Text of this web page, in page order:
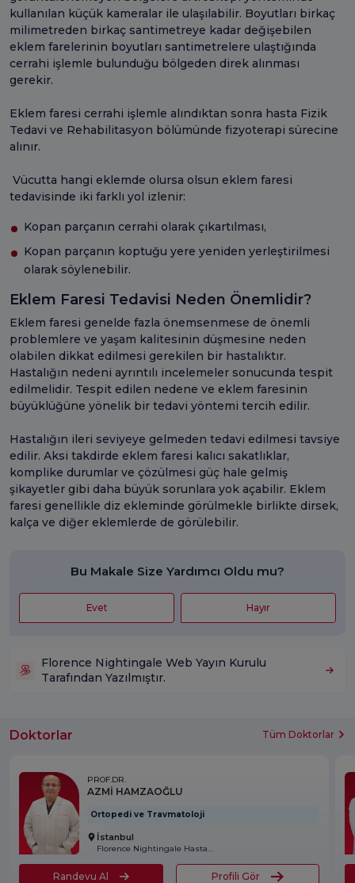
kullanılan küçük kameralar ile ulaşılabilir. Boyutları birkaç
milimetreden birkaç santimetreye kadar değişebilen
eklem farelerinin boyutları santimetrelere ulaştığında
cerrahi işlemle bulunduğu bölgeden direk alınması
gerekir.
Eklem faresi cerrahi işlemle alındıktan sonra hasta Fizik
Tedavi ve Rehabilitasyon bölümünde fizyoterapi sürecine
alınır.
Vücutta hangi eklemde olursa olsun eklem faresi
tedavisinde iki farklı yol izlenir:
Kopan parçanın cerrahi olarak çıkartılması,
Kopan parçanın koptuğu yere yeniden yerleştirilmesi
olarak söylenebilir.
Eklem Faresi Tedavisi Neden Önemlidir?
Eklem faresi genelde fazla önemsenmese de önemli
problemlere ve yaşam kalitesinin düşmesine neden
olabilen dikkat edilmesi gerekilen bir hastalıktır.
Hastalığın nedeni ayrıntılı incelemeler sonucunda tespit
edilmelidir. Tespit edilen nedene ve eklem faresinin
büyüklüğüne yönelik bir tedavi yöntemi tercih edilir.
Hastalığın ileri seviyeye gelmeden tedavi edilmesi tavsiye
edilir. Aksi takdirde eklem faresi kalıcı sakatlıklar,
komplike durumlar ve çözülmesi güç hale gelmiş
şikayetler gibi daha büyük sorunlara yok açabilir. Eklem
faresi genellikle diz ekleminde görülmekle birlikte dirsek,
kalça ve diğer eklemlerde de görülebilir.
Bu Makale Size Yardımcı Oldu mu?
Evet Hayır
Florence Nightingale Web Yayın Kurulu
Tarafından Yazılmıştır.
Doktorlar Tüm Doktorlar
PROF.DR.
AZMİ HAMZAOĞLU
Ortopedi ve Travmatoloji
İstanbul
Florence Nightingale Hastanesi
Randevu Al Profili Gör